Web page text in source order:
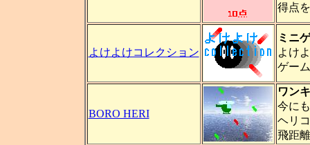
得点
よけよけコレクション
ミニ
よけ
ゲー
BORO HERI
ワン
今に
ヘリ
飛距